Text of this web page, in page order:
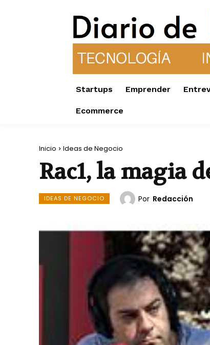
Startups Emprender
Ecommerce
Inicio Ideas de Negocio
Rac1, la magia
IDEAS DE NEGOCIO Por Redacción